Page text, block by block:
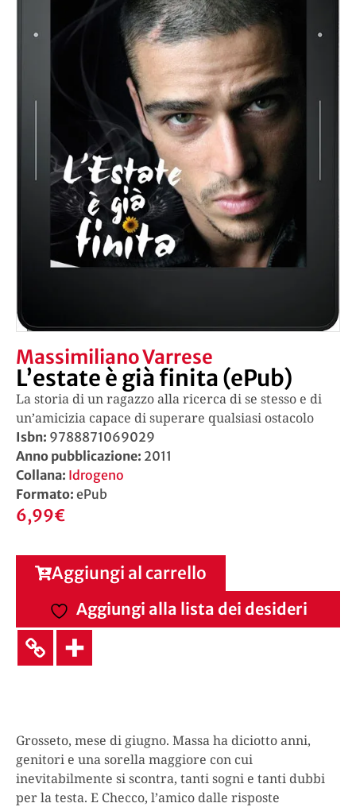
Massimiliano Varrese
L’estate è già finita (ePub)
La storia di un ragazzo alla ricerca di se stesso e di
un’amicizia capace di superare qualsiasi ostacolo
Isbn: 9788871069029
Anno pubblicazione: 2011
Collana: Idrogeno
Formato: ePub
6,99€
Aggiungi al carrello
Aggiungi alla lista dei desideri
Grosseto, mese di giugno. Massa ha diciotto anni,
genitori e una sorella maggiore con cui
inevitabilmente si scontra, tanti sogni e tanti dubbi
per la testa. E Checco, l’amico dalle risposte